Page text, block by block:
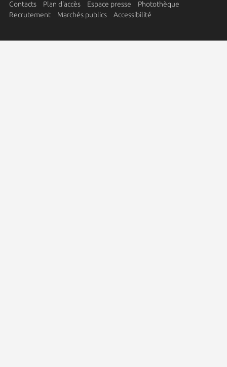
Contacts Plan d'accès Espace presse
Photothèque
Recrutement
Marchés publics Accessibilité